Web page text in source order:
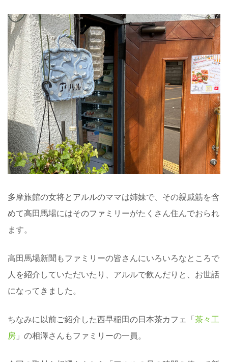
多摩旅館の女将とアルルのママは姉妹で、その親戚筋を含
めて高田馬場にはそのファミリーがたくさん住んでおられ
ます。
高田馬場新聞もファミリーの皆さんにいろいろなところで
人を紹介していただいたり、アルルで飲んだりと、お世話
になってきました。
ちなみに以前ご紹介した西早稲田の日本茶カフェ「茶々工
房 」の相澤さんもファミリーの一員。